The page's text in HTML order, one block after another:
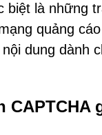
là những
quảng
dung dành
CAPTCHA